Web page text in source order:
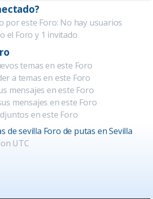
por este Foro: No hay usuarios
el Foro y 1 invitado
temas en este Foro
a temas en este Foro
mensajes en este Foro
mensajes en este Foro
en este Foro
de sevilla Foro de putas en Sevilla
UTC